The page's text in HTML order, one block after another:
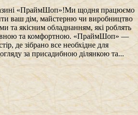
«ПраймШоп»!Ми щодня працюємо
ваш дім, майстерню чи виробництво
та якісним обладнанням, які роблять
та комфортною. «ПраймШоп» —
де зібрано все необхідне для
за присадибною ділянкою та...